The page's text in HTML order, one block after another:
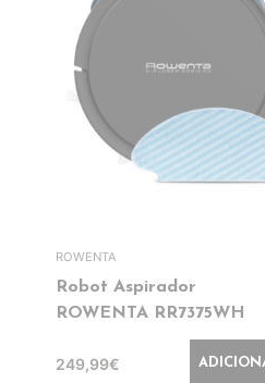
ROWENTA
Robot Aspirador
ROWENTA RR7375WH
249,99€